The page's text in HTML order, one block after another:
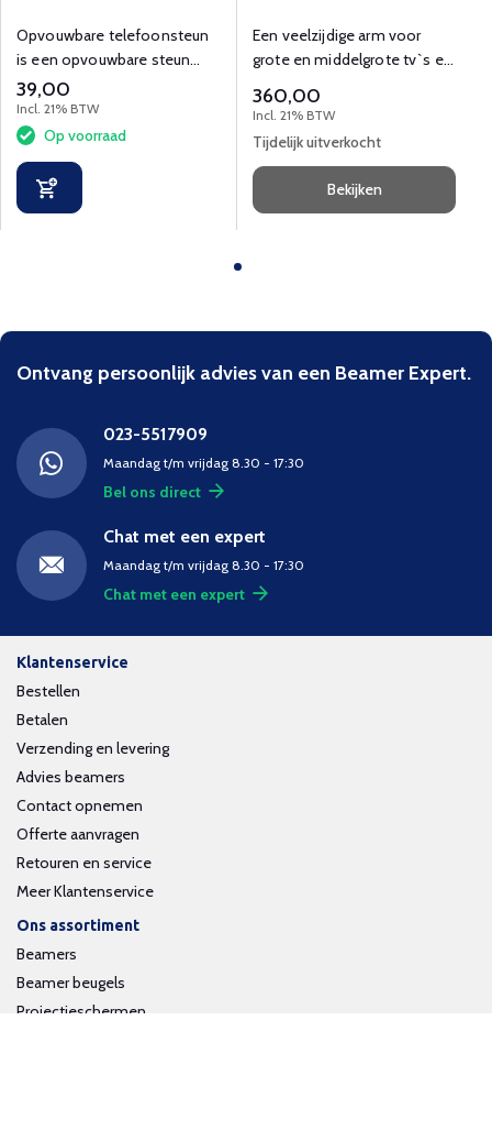
160SL1
Opvouwbare telefoonsteun
is een opvouwbare steun
voor smartphones t/m 7 inch
scherm.
39,00
Incl. 21% BTW
Op voorraad
Een veelzijdige arm voor
grote en middelgrote tv`s en
monitores tot een gewicht
van 18,1 kg.
360,00
Incl. 21% BTW
Tijdelijk uitverkocht
Bekijken
Ontvang persoonlijk advies van een Beamer Expert.
023-5517909
Maandag t/m vrijdag 8.30 - 17:30
Bel ons direct
Chat met een expert
Maandag t/m vrijdag 8.30 - 17:30
Chat met een expert
Klantenservice
Bestellen
Betalen
Verzending en levering
Advies beamers
Contact opnemen
Offerte aanvragen
Retouren en service
Meer Klantenservice
Ons assortiment
Beamers
Beamer beugels
Projectieschermen